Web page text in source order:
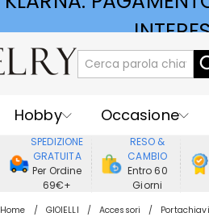
KLARNA:
Hobby
Occasione
Ricevente
Best Seller
Gioielli
Casa&Vita
SPEDIZIONE
GRATUITA
Per Ordine
69€+
RESO &
CAMBIO
Entro 60
Giorni
Home GIOIELLI Accessori Portachiavi